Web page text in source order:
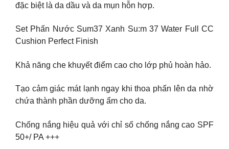
đặc biệt là da dầu và da mụn hỗn hợp.
Set Phấn Nước Sum37 Xanh Su:m 37 Water Full CC
Cushion Perfect Finish
Khả năng che khuyết điểm cao cho lớp phủ hoàn hảo.
Tạo cảm giác mát lạnh ngay khi thoa phấn lên da nhờ
chứa thành phần dưỡng ẩm cho da.
Chống nắng hiệu quả với chỉ số chống nắng cao SPF
50+/ PA +++